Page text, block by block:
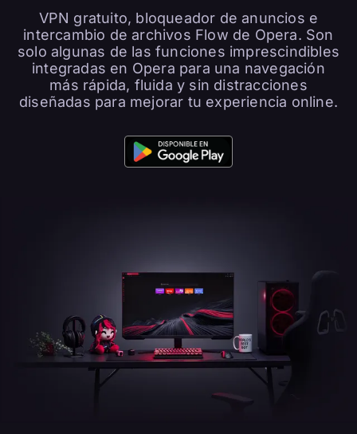
VPN gratuito, bloqueador de anuncios e
intercambio de archivos Flow de Opera. Son
solo algunas de las funciones imprescindibles
integradas en Opera para una navegación
más rápida, fluida y sin distracciones
diseñadas para mejorar tu experiencia online.